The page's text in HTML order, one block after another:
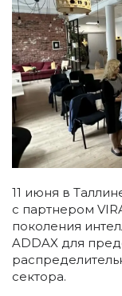
11 июня в
с партнером
поколения
ADDAX для
сектора.